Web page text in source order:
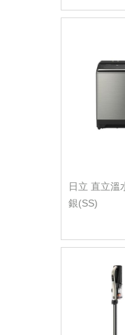
日立 直立溫
銀(SS)